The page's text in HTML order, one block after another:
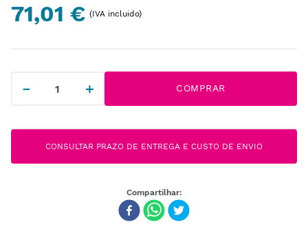
71,01 € (IVA incluido)
＋
－ COMPRAR
CONSULTAR PRAZO DE ENTREGA E CUSTO DE ENVIO